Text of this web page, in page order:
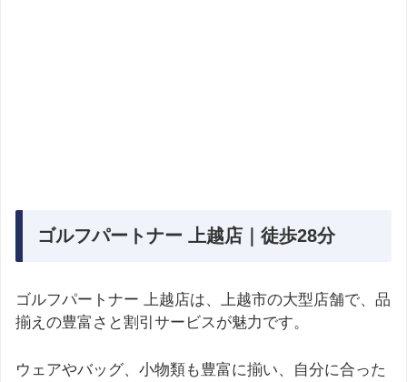
ゴルフパートナー 上越店｜徒歩28分
ゴルフパートナー 上越店は、上越市の大型店舗で、品
揃えの豊富さと割引サービスが魅力です。
ウェアやバッグ、小物類も豊富に揃い、自分に合った